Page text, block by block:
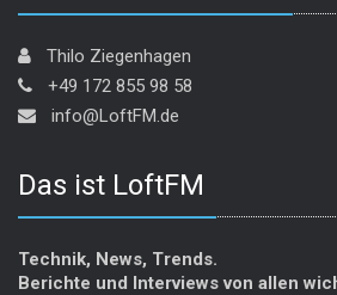
Thilo Ziegenhagen
+49 172 855 98 58
info@LoftFM.de
Das ist LoftFM
Technik, News, Trends.
Berichte und Interviews von allen